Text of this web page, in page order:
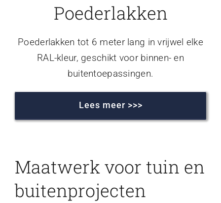
Poederlakken
Poederlakken tot 6 meter lang in vrijwel elke
RAL-kleur, geschikt voor binnen- en
buitentoepassingen.
Lees meer >>>
Maatwerk voor tuin en
buitenprojecten